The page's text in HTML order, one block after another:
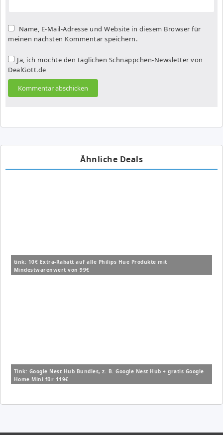
Name, E-Mail-Adresse und Website in diesem Browser für
meinen nächsten Kommentar speichern.
Ja, ich möchte den täglichen Schnäppchen-Newsletter von
DealGott.de
Ähnliche Deals
tink: 10€ Extra-Rabatt auf alle Philips Hue Produkte mit
Mindestwarenwert von 99€
Tink: Google Nest Hub Bundles, z. B. Google Nest Hub + gratis Google
Home Mini für 119€